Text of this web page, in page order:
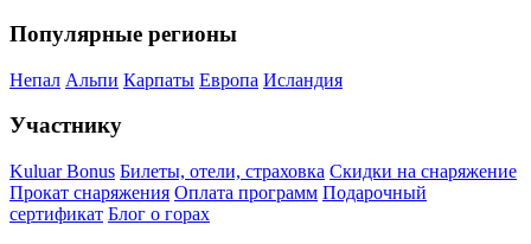
Популярные регионы
Непал Альпи Карпаты Европа Исландия
Участнику
Kuluar Bonus Билеты, отели, страховка Скидки на снаряжение
Прокат снаряжения Оплата программ Подарочный
сертификат Блог о горах